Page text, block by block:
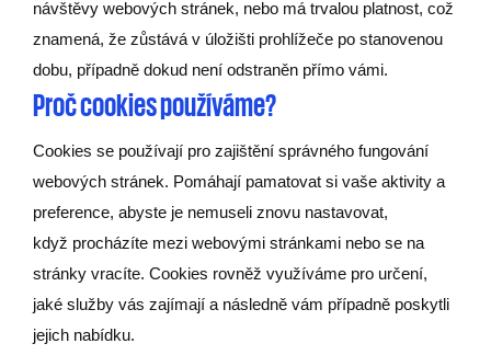
návštěvy webových stránek, nebo má trvalou platnost, což
znamená, že zůstává v úložišti prohlížeče po stanovenou
dobu, případně dokud není odstraněn přímo vámi.
Proč cookies používáme?
Cookies se používají pro zajištění správného fungování
webových stránek. Pomáhají pamatovat si vaše aktivity a
preference, abyste je nemuseli znovu nastavovat,
když procházíte mezi webovými stránkami nebo se na
stránky vracíte. Cookies rovněž využíváme pro určení,
jaké služby vás zajímají a následně vám případně poskytli
jejich nabídku.